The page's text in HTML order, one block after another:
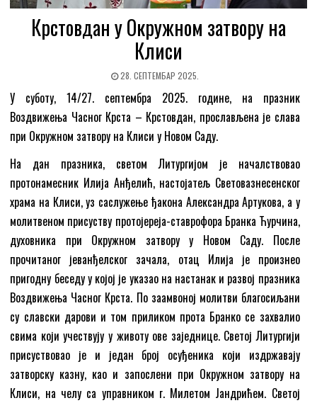
Крстовдан у Окружном затвору на
Клиси
28. СЕПТЕМБАР 2025.
У суботу, 14/27. септембра 2025. године, на празник
Воздвижења Часног Крста – Крстовдан, прослављена је слава
при Окружном затвору на Клиси у Новом Саду.
На дан празника, светом Литургијом је началствовао
протонамесник Илија Анђелић, настојатељ Световазнесенског
храма на Клиси, уз саслужење ђакона Александра Артукова, а у
молитвеном присуству протојереја-ставрофора Бранка Ћурчина,
духовника при Окружном затвору у Новом Саду. После
прочитаног јеванђелског зачала, отац Илија је произнео
пригодну беседу у којој је указао на настанак и развој празника
Воздвижења Часног Крста. По заамвоној молитви благосиљани
су славски дарови и том приликом прота Бранко се захвалио
свима који учествују у животу ове заједнице. Светој Литургији
присуствовао је и један број осуђеника који издржавају
затворску казну, као и запослени при Окружном затвору на
Клиси, на челу са управником г. Милетом Јандрићем. Светој